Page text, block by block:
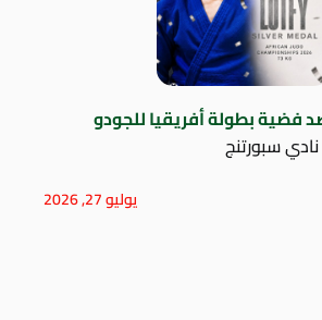
بطولة أفريقيا للجودو
سبورتنج
يوليو 27, 2026